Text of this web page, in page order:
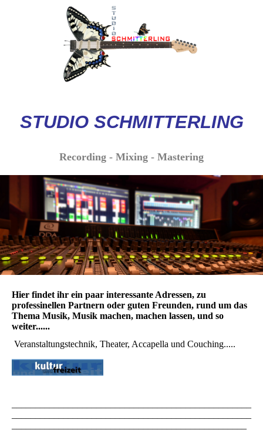
STUDIO SCHMITTERLING
Recording - Mixing - Mastering
Hier findet ihr ein paar interessante Adressen, zu
professinellen Partnern oder guten Freunden, rund um das
Thema Musik, Musik machen, machen lassen, und so
weiter......
Veranstaltungstechnik, Theater, Accapella und Couching.....